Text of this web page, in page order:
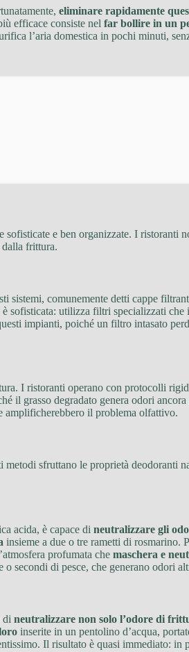
eliminare rapidamente
efficace consiste nel far bollire in un
l’aria domestica in pochi minuti,
sofisticate e ben organizzate. I ristoranti
dalla frittura.
sistemi, comunemente detti cappe
sofisticata: utilizza filtri specializzati
impianti, poiché un filtro intasato
I ristoranti operano con protocolli
il grasso degradato genera odori
amplificherebbero il problema olfattivo.
metodi sfruttano le proprietà deodoranti
acida, è capace di neutralizzare gli
insieme a due o tre rametti di rosmarino.
profumata che maschera e
secondi di pesce, che generano odori
di neutralizzare non solo l’odore di
inserite in un pentolino d’acqua,
Il risultato è quasi immediato: in